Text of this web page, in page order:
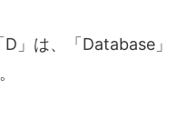
」は、「Database」